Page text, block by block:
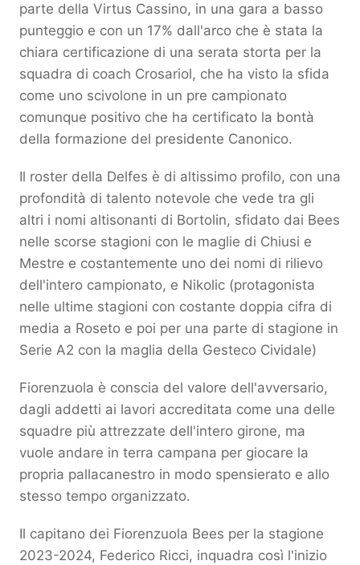
parte della Virtus Cassino, in una gara a basso
punteggio e con un 17% dall'arco che è stata la
chiara certificazione di una serata storta per la
squadra di coach Crosariol, che ha visto la sfida
come uno scivolone in un pre campionato
comunque positivo che ha certificato la bontà
della formazione del presidente Canonico.
Il roster della Delfes è di altissimo profilo, con una
profondità di talento notevole che vede tra gli
altri i nomi altisonanti di Bortolin, sfidato dai Bees
nelle scorse stagioni con le maglie di Chiusi e
Mestre e costantemente uno dei nomi di rilievo
dell'intero campionato, e Nikolic (protagonista
nelle ultime stagioni con costante doppia cifra di
media a Roseto e poi per una parte di stagione in
Serie A2 con la maglia della Gesteco Cividale)
Fiorenzuola è conscia del valore dell'avversario,
dagli addetti ai lavori accreditata come una delle
squadre più attrezzate dell'intero girone, ma
vuole andare in terra campana per giocare la
propria pallacanestro in modo spensierato e allo
stesso tempo organizzato.
Il capitano dei Fiorenzuola Bees per la stagione
2023-2024, Federico Ricci, inquadra così l'inizio